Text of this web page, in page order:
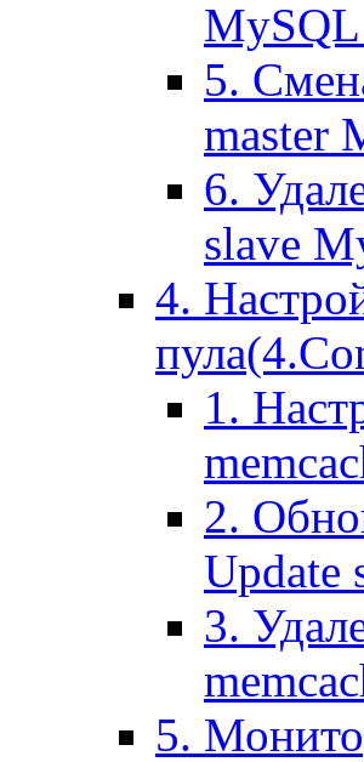
5.
master
6.
slave
4.
1.
2.
Update
3.
5.